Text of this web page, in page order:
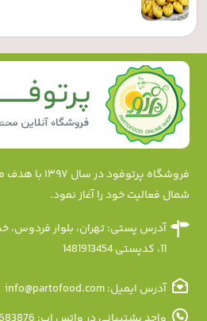
فروشگاه
شمال فعالیت خود را آغاز نمود.
11، کدپستی 1481913454
آدرس ایمیل: info@partofood.com